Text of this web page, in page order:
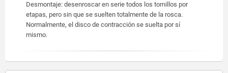
Desmontaje: desenroscar en serie todos los tornillos por
etapas, pero sin que se suelten totalmente de la rosca.
Normalmente, el disco de contracción se suelta por sí
mismo.